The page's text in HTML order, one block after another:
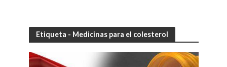
Etiqueta - Medicinas para el colesterol